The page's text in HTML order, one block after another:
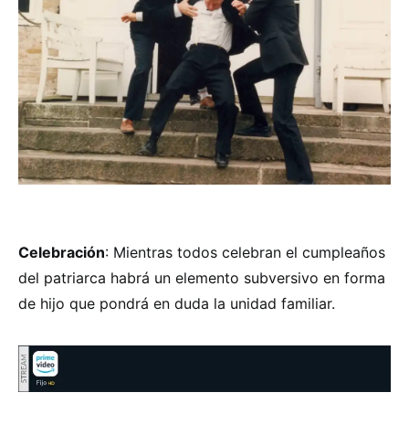
Celebración: Mientras todos celebran el cumpleaños
del patriarca habrá un elemento subversivo en forma
de hijo que pondrá en duda la unidad familiar.